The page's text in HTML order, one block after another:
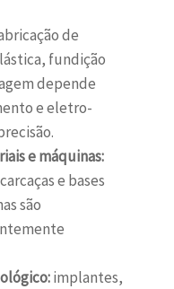
de
fundição
depende
e eletro-
e máquinas:
e bases
são
implantes,